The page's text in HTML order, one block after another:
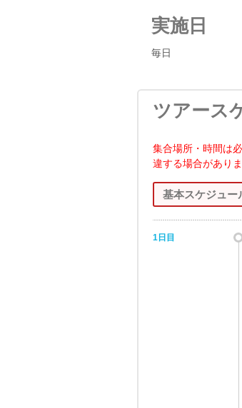
実施日
毎日
ツアース
集合場所・時間は
違する場合がありま
基本スケジュー
1日目